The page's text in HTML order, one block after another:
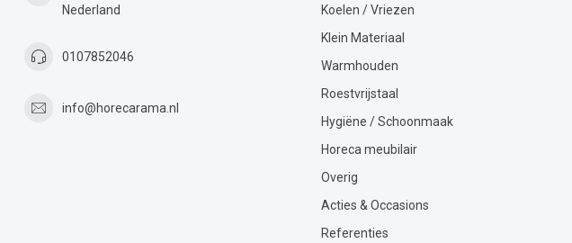
Nederland
0107852046
info@horecarama.nl
Koelen / Vriezen
Klein Materiaal
Warmhouden
Roestvrijstaal
Hygiëne / Schoonmaak
Horeca meubilair
Overig
Acties & Occasions
Referenties